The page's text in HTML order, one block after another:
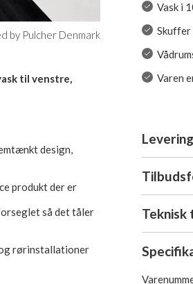
by Pulcher Denmark
til venstre,
design,
produkt der er
så det tåler
rørinstallationer
Vask i
Skuffer
Varen
Teknisk